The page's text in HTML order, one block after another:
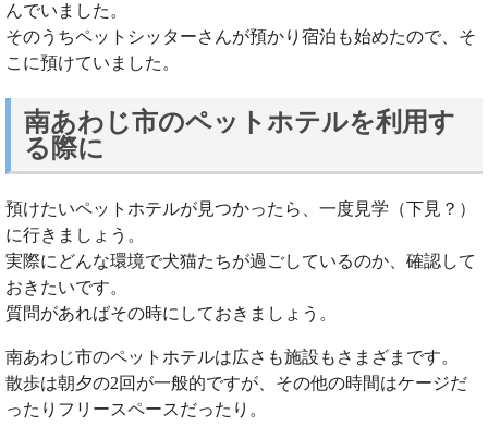
んでいました。
そのうちペットシッターさんが預かり宿泊も始めたので、そ
こに預けていました。
南あわじ市のペットホテルを利用す
る際に
預けたいペットホテルが見つかったら、一度見学（下見？）
に行きましょう。
実際にどんな環境で犬猫たちが過ごしているのか、確認して
おきたいです。
質問があればその時にしておきましょう。
南あわじ市のペットホテルは広さも施設もさまざまです。
散歩は朝夕の2回が一般的ですが、その他の時間はケージだ
ったりフリースペースだったり。